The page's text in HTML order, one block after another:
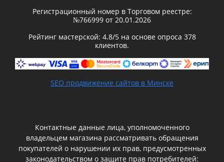
Регистрационный номер в Торговом реестре:
№766999 от 20.01.2026
Рейтинг мастерской: 4.8/5 на основе опроса 378
клиентов.
SEO продвижение сайтов в Минске
Контактные данные лица, уполномоченного
владельцем магазина рассматривать обращения
покупателей о нарушении их прав, предусмотренных
законодательством о защите прав потребителей: